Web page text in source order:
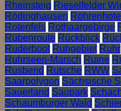
Rheinsteig Rieselfelder
Rödinghausen Röhrenhotel
Rotenfels Rothaargebirge
Rübenroute Rückblick
Ruderboot Ruhgebiet Ruhr
Ruhrseen-Marsch Ruine
Rusbend Rutsche RWW
Saarpolygon Sächsische
Sauerland Saupark
Schaumburger Wald